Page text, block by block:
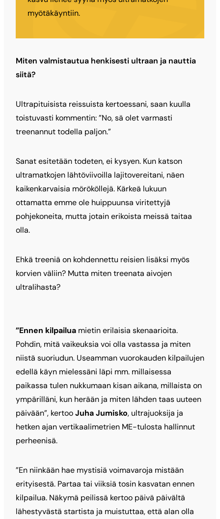
myötäkäyntiin.
Miten valmistautua henkisesti ultraan ja nauttia
siitä?
Ultrapituisista reissuista kertoessani, saan kuulla
toistuvasti kommentin: ”No, sä olet varmasti
treenannut todella paljon.”
Sanat esitetään todeten, ei kysyen. Kun katson
ultramatkojen lähtöviivoilla lajitovereitani, näen
kaikenkarvaisia mörököllejä. Kärkeä lukuun
ottamatta emme ole huippuunsa viritettyjä
pohjekoneita, mutta jotain erikoista meissä taitaa
olla.
Ehkä treeniä on kohdennettu reisien lisäksi myös
korvien väliin? Mutta miten treenata aivojen
ultralihasta?
”Ennen kilpailua mietin erilaisia skenaarioita.
Pohdin, mitä vaikeuksia voi olla vastassa ja miten
niistä suoriudun. Useamman vuorokauden kilpailujen
edellä käyn mielessäni läpi mm. millaisessa
paikassa tulen nukkumaan kisan aikana, millaista on
ympärilläni, kun herään ja miten lähden taas uuteen
päivään”, kertooJuha Jumisko, ultrajuoksija ja
hetken ajan vertikaalimetrien ME-tulosta hallinnut
perheenisä.
”En niinkään hae mystisiä voimavaroja mistään
erityisestä. Partaa tai viiksiä tosin kasvatan ennen
kilpailua. Näkymä peilissä kertoo päivä päivältä
lähestyvästä startista ja muistuttaa, että alan olla